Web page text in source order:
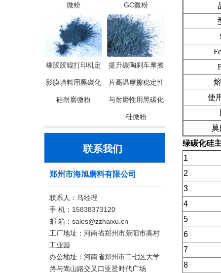
微粉 GC微粉
橡胶胶辊打印机定
影膜填料用黑碳化
硅耐磨微粉
提升碳陶刹车摩擦
片高温摩擦稳定性
与耐磨性用黑碳化
硅微粉
联系我们
郑州市海旭磨料有限公司
联系人：马经理
手 机：15838373120
邮 箱：sales@zzhaixu.cn
工厂地址：河南省郑州市荥阳市高村
工业园
办公地址：河南省郑州市二七区大学
路与嵩山路交叉口亚星时代广场
品
型
熔
使用
比
莫氏
绿碳化硅
1
2
3
4
5
6
7
8